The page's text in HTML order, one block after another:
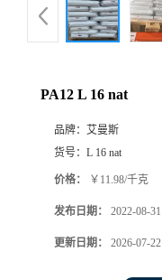
品
厅
PA12 L 16 nat
品牌： 艾曼斯
货号： L 16 nat
价格： ￥11.98/千克
发布日期： 2022-08-31
更新日期： 2026-07-22